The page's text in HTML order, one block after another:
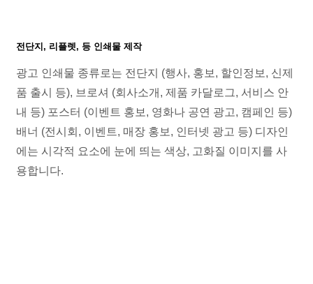
전단지, 리플렛, 등 인쇄물 제작
광고 인쇄물 종류로는 전단지 (행사, 홍보, 할인정보, 신제
품 출시 등), 브로셔 (회사소개, 제품 카달로그, 서비스 안
내 등) 포스터 (이벤트 홍보, 영화나 공연 광고, 캠페인 등)
배너 (전시회, 이벤트, 매장 홍보, 인터넷 광고 등) 디자인
에는 시각적 요소에 눈에 띄는 색상, 고화질 이미지를 사
용합니다.